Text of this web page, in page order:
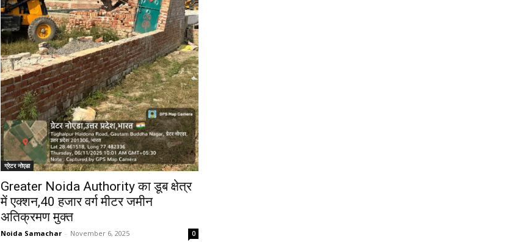
ग्रेटर नोएडा
Greater Noida Authority का डूब क्षेत्र
में एक्शन,40 हजार वर्ग मीटर जमीन
अतिक्रमण मुक्त
Noida Samachar - November 6, 2025 0